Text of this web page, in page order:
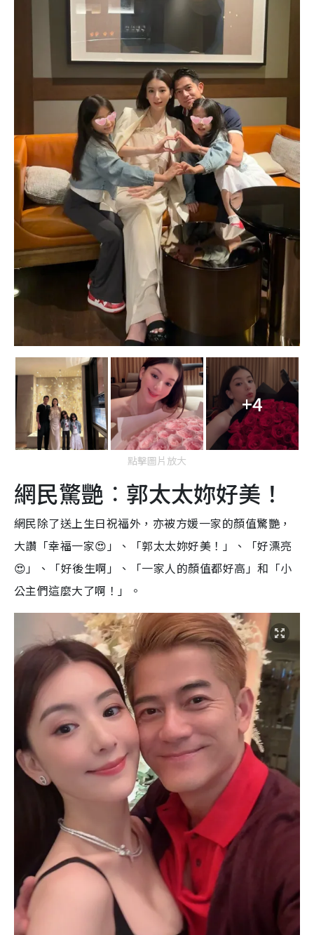
+4
點擊圖片放大
網民驚艷︰郭太太妳好美！
網民除了送上生日祝福外，亦被方媛一家的顏值驚艷，
大讚「幸福一家😍」、「郭太太妳好美！」、「好漂亮
😍」、「好後生啊」、「一家人的顏值都好高」和「小
公主們這麼大了啊！」。